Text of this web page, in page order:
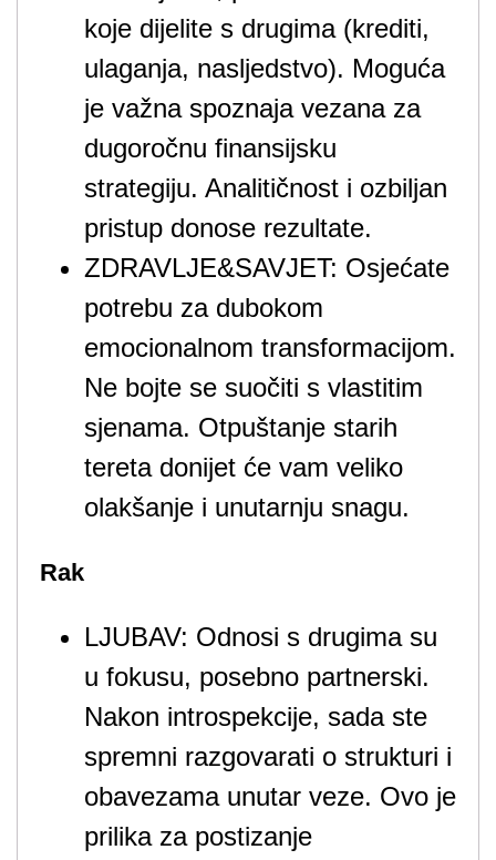
koje dijelite s drugima (krediti,
ulaganja, nasljedstvo). Moguća
je važna spoznaja vezana za
dugoročnu finansijsku
strategiju. Analitičnost i ozbiljan
pristup donose rezultate.
ZDRAVLJE&SAVJET: Osjećate
potrebu za dubokom
emocionalnom transformacijom.
Ne bojte se suočiti s vlastitim
sjenama. Otpuštanje starih
tereta donijet će vam veliko
olakšanje i unutarnju snagu.
Rak
LJUBAV: Odnosi s drugima su
u fokusu, posebno partnerski.
Nakon introspekcije, sada ste
spremni razgovarati o strukturi i
obavezama unutar veze. Ovo je
prilika za postizanje